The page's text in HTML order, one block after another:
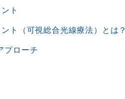
ト
ト（可視総合光線療法）とは？
プローチ
LINE
LINEでの相談もお気軽にどうぞ